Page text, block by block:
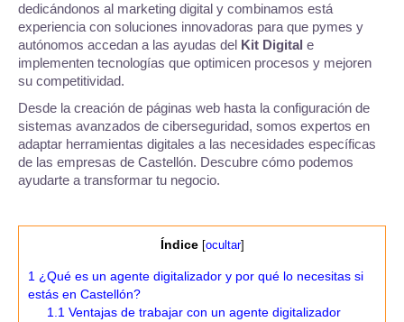
dedicándonos al marketing digital y combinamos está
experiencia con soluciones innovadoras para que pymes y
autónomos accedan a las ayudas del Kit Digital e
implementen tecnologías que optimicen procesos y mejoren
su competitividad.
Desde la creación de páginas web hasta la configuración de
sistemas avanzados de ciberseguridad, somos expertos en
adaptar herramientas digitales a las necesidades específicas
de las empresas de Castellón. Descubre cómo podemos
ayudarte a transformar tu negocio.
Índice [ocultar]
1 ¿Qué es un agente digitalizador y por qué lo necesitas si
estás en Castellón?
1.1 Ventajas de trabajar con un agente digitalizador